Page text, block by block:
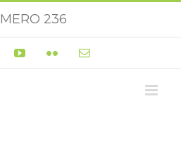
236
YouTubeFlickr Correo